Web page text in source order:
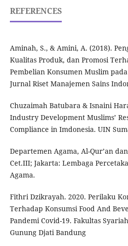
REFERENCES
Aminah, S., & Amini, A. (2018).
Kualitas Produk, dan Promosi
Pembelian Konsumen Muslim
Jurnal Riset Manajemen Sains
Chuzaimah Batubara & Isnaini
Industry Development Muslims’
Compliance in Imdonesia. UIN
Departemen Agama, Al-Qur’an
Cet.III; Jakarta: Lembaga
Agama.
Fithri Dzikrayah. 2020. Perilaku
Terhadap Konsumsi Food And
Pandemi Covid-19. Fakultas
Gunung Djati Bandung